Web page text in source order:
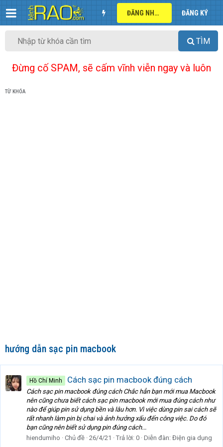
ĐĂNG NHẬP ĐĂNG KÝ
TÌM
Đừng cố SPAM, sẽ cấm vĩnh viễn ngay và luôn
TỪ KHÓA
hướng dẫn sạc pin macbook
Hồ Chí Minh Cách sạc pin macbook đúng cách
Cách sạc pin macbook đúng cách Chắc hẳn bạn mới mua Macbook
nên cũng chưa biết cách sạc pin macbook mới mua đúng cách như
nào để giúp pin sử dụng bền và lâu hơn. Vì việc dùng pin sai cách sẽ
rất nhanh làm pin bị chai và ảnh hưởng xấu đến công việc. Do đó
bạn cũng nên biết sử dụng pin đúng cách...
hiendumiho
Chủ đề 26/4/21 Trả lời: 0 Diễn đàn: Điện gia dụng